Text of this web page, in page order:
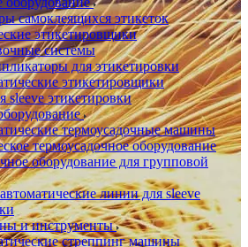
самоклеящихся этикеток
этикетировщики
системы
для этикетировки
этикетировщики
sleeve этикетировки
термоусадочные машины
термоусадочное оборудование
оборудование для групповой
линии для sleeve
и инструменты
стреппинг машины